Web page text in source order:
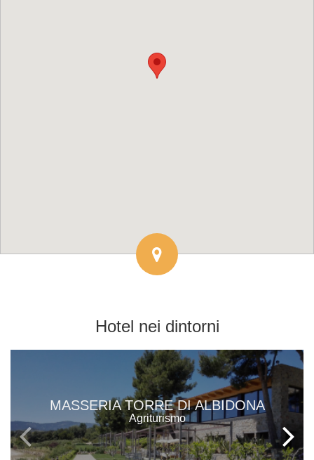
Hotel nei dintorni
MASSERIA TORRE DI ALBIDONA
Agriturismo